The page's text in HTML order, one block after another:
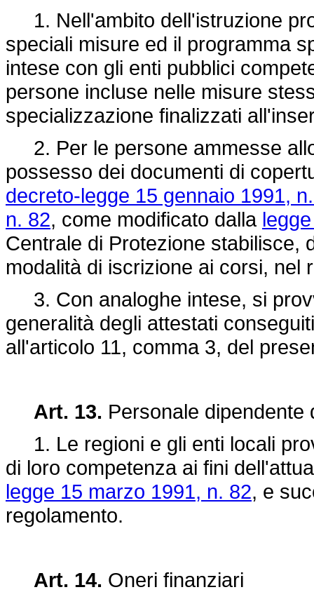
1. Nell'ambito dell'istruzione
speciali misure ed il programma
intese con gli enti pubblici
persone incluse nelle misure
specializzazione finalizzati
2. Per le persone ammesse
possesso dei documenti di
decreto-legge 15 gennaio 1991,
n. 82, come modificato dalla
Centrale di Protezione stabilisce,
modalità di iscrizione ai corsi, nel
3. Con analoghe intese, si
generalità degli attestati
all'articolo 11, comma 3, del
Art. 13. Personale dipendente
1. Le regioni e gli enti locali
di loro competenza ai fini
legge 15 marzo 1991, n. 82, e
regolamento.
Art. 14. Oneri finanziari